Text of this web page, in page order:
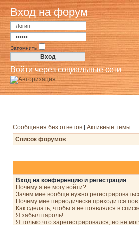
Вход на форум
Запомнить
Войти через социальные сети
Сообщения без ответов | Активные темы
Список форумов
Вход на конференцию и регистрация
Почему я не могу войти?
Зачем мне вообще нужно
Почему мне периодически приходится
Как сделать, чтобы я не появлялся в
Я забыл пароль!
Я только что зарегистрировался, но не